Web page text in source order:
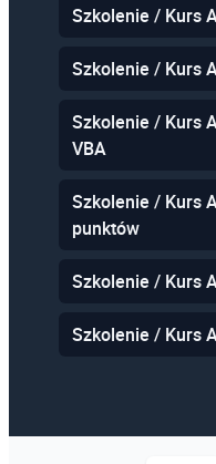
Szkolenie / Kurs
Szkolenie / Kurs
Szkolenie / Kurs
VBA
Szkolenie / Kurs
punktów
Szkolenie / Kurs
Szkolenie / Kurs